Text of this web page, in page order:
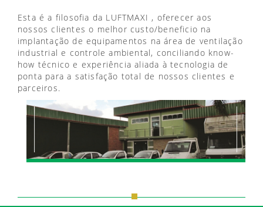
Esta é a filosofia da LUFTMAXI , oferecer aos
nossos clientes o melhor custo/beneficio na
implantação de equipamentos na área de ventilação
industrial e controle ambiental, conciliando know-
how técnico e experiência aliada à tecnologia de
ponta para a satisfação total de nossos clientes e
parceiros.